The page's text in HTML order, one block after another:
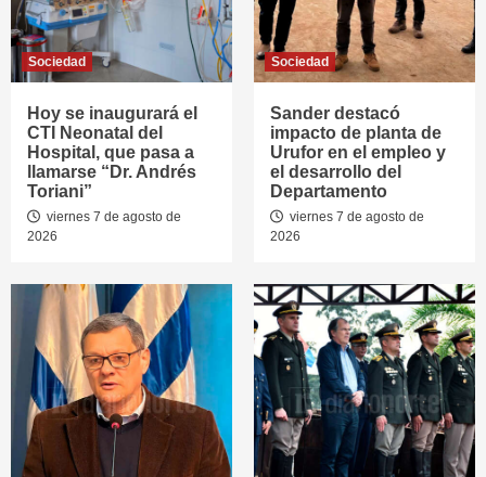
Sociedad
Hoy se inaugurará el
CTI Neonatal del
Hospital, que pasa a
llamarse “Dr. Andrés
Toriani”
viernes 7 de agosto de
2026
Sociedad
Sander destacó
impacto de planta de
Urufor en el empleo y
el desarrollo del
Departamento
viernes 7 de agosto de
2026